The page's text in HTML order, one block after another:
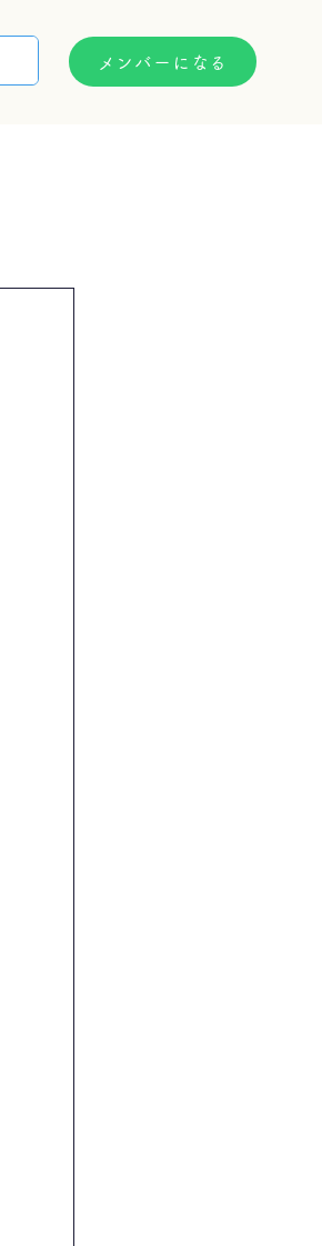
メンバーになる